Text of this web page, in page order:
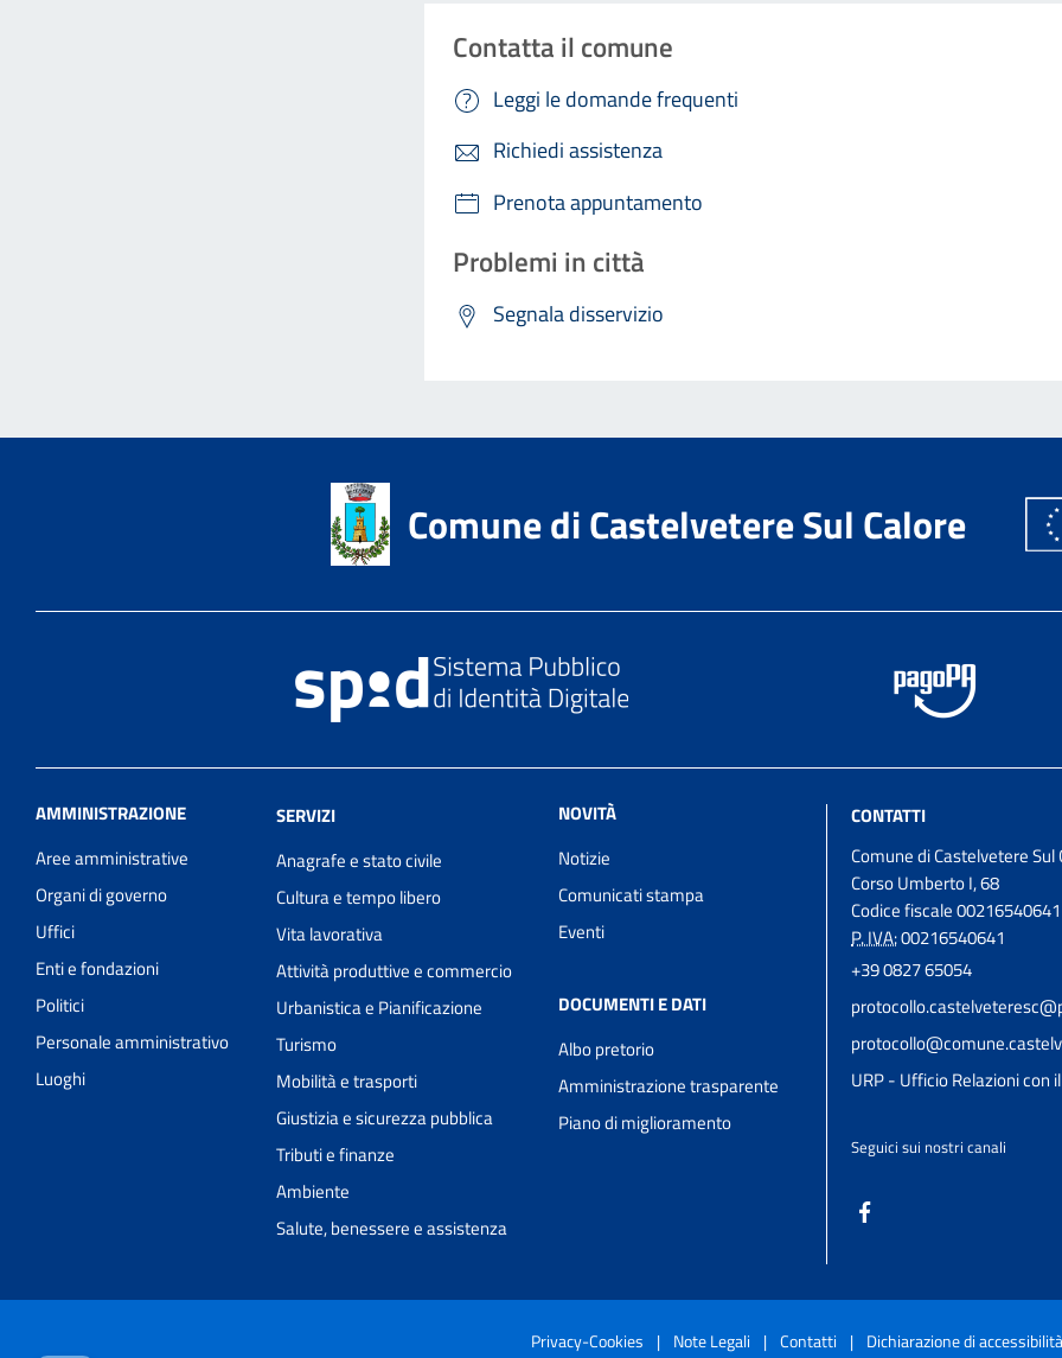
Contatta il comune
Leggi le domande frequenti
Richiedi assistenza
Prenota appuntamento
Problemi in città
Segnala disservizio
Comune di Castelvetere Sul Calore
AMMINISTRAZIONE
Aree amministrative
Organi di governo
Uffici
Enti e fondazioni
Politici
Personale amministrativo
Luoghi
SERVIZI
Anagrafe e stato civile
Cultura e tempo libero
Vita lavorativa
Attività produttive e commercio
Urbanistica e Pianificazione
Turismo
Mobilità e trasporti
Giustizia e sicurezza pubblica
Tributi e finanze
Ambiente
Salute, benessere e assistenza
NOVITÀ
Notizie
Comunicati stampa
Eventi
DOCUMENTI E DATI
Albo pretorio
Amministrazione trasparente
Piano di miglioramento
CONTATTI
Comune di Castelvetere Sul
Corso Umberto I, 68
Codice fiscale 00216540641
P. IVA:00216540641
+39 0827 65054
URP - Ufficio Relazioni con
Seguici sui nostri canali
Privacy-Cookies | Note Legali | Contatti | Dichiarazione di accessibilità